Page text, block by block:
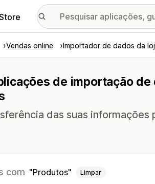
Vendas online Importador de dados da
de importação
das suas
com Produtos Limpar